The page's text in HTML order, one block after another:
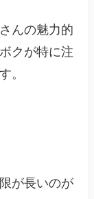
んの魅力的
クが特に注
。
が長いのが